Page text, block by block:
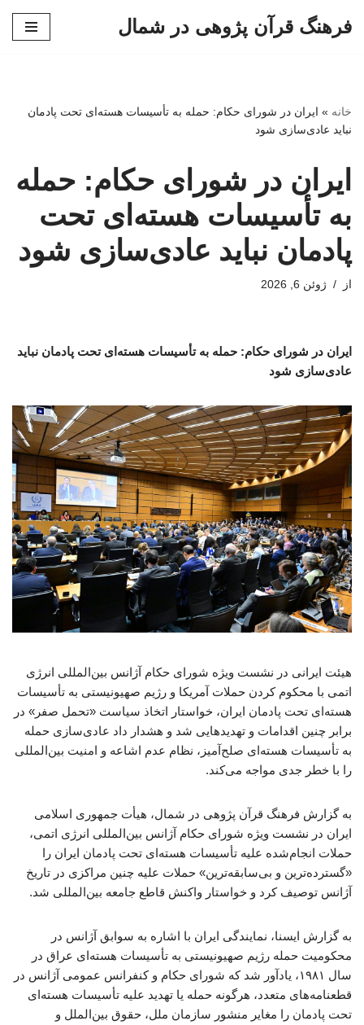
فرهنگ قرآن پژوهی در شمال
خانه » ایران در شورای حکام: حمله به تأسیسات هسته‌ای تحت پادمان
نباید عادی‌سازی شود
ایران در شورای حکام: حمله
به تأسیسات هسته‌ای تحت
پادمان نباید عادی‌سازی شود
از ژوئن 6, 2026
ایران در شورای حکام: حمله به تأسیسات هسته‌ای تحت پادمان نباید
عادی‌سازی شود
هیئت ایرانی در نشست ویژه شورای حکام آژانس بین‌المللی انرژی
اتمی با محکوم کردن حملات آمریکا و رژیم صهیونیستی به تأسیسات
هسته‌ای تحت پادمان ایران، خواستار اتخاذ سیاست «تحمل صفر» در
برابر چنین اقدامات و تهدیدهایی شد و هشدار داد عادی‌سازی حمله
به تأسیسات هسته‌ای صلح‌آمیز، نظام عدم اشاعه و امنیت بین‌المللی
را با خطر جدی مواجه می‌کند.
به گزارش فرهنگ قرآن پژوهی در شمال، هیأت جمهوری اسلامی
ایران در نشست ویژه شورای حکام آژانس بین‌المللی انرژی اتمی،
حملات انجام‌شده علیه تأسیسات هسته‌ای تحت پادمان ایران را
«گسترده‌ترین و بی‌سابقه‌ترین» حملات علیه چنین مراکزی در تاریخ
آژانس توصیف کرد و خواستار واکنش قاطع جامعه بین‌المللی شد.
به گزارش ایسنا، نمایندگی ایران با اشاره به سوابق آژانس در
محکومیت حمله رژیم صهیونیستی به تأسیسات هسته‌ای عراق در
سال ۱۹۸۱، یادآور شد که شورای حکام و کنفرانس عمومی آژانس در
قطعنامه‌های متعدد، هرگونه حمله یا تهدید علیه تأسیسات هسته‌ای
تحت پادمان را مغایر منشور سازمان ملل، حقوق بین‌الملل و